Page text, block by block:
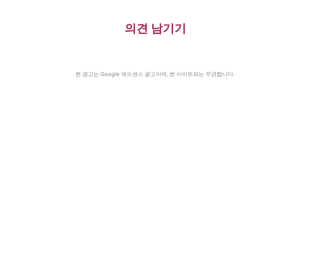
트리스트에서 한국 제외(2019)의견 남기기
본 광고는 Google 애드센스 광고이며, 본 사이트와는 무관합니다.